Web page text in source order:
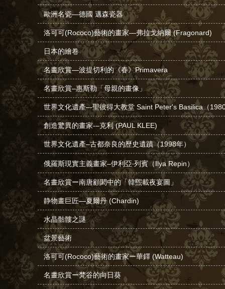
歐洲名瓷—德國 邁森瓷器
洛可可(Rococo)藝術的畫家—弗拉戈納爾 (Fragonard)
日本的繪卷
名畫欣賞—波提切利的《春》Primavera
名畫欣賞–惠斯勒「母親的畫像」
世界文化遺產–-聖彼得大教堂 Saint Peter's Basilica（
創造驚異的畫家-–克利 (PAUL KLEE)
世界文化遺產–古都奈良的歷史遺蹟（1998年）
俄羅斯現實主義畫家–伊利亞‧列賓（Ilya Repin）
名畫欣賞ー南唐顧閎中的「韓煕載夜宴圖」
静物畫巨匠—夏爾丹 (Chardin)
水晶骷髏之謎
盆景藝術
洛可可(Rococo)藝術的畫家ー華鐸 (Watteau)
名畫欣賞ー梵谷的向日葵